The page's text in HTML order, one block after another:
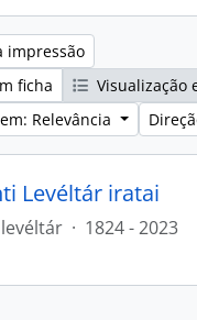
impressão
ficha
Visualização
Relevância
Levéltár iratai
levéltár · 1824 - 2023